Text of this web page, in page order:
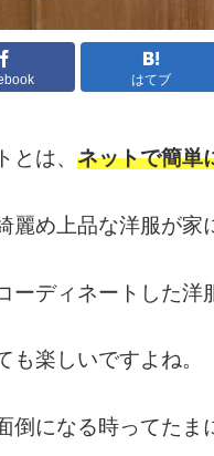
はてブ
とは、 ネットで簡単
麗め上品な洋服が家
ーディネートした洋
も楽しいですよね。
倒になる時ってたま